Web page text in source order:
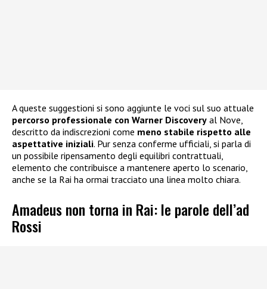
A queste suggestioni si sono aggiunte le voci sul suo attuale
percorso professionale con Warner Discovery al Nove,
descritto da indiscrezioni come meno stabile rispetto alle
aspettative iniziali. Pur senza conferme ufficiali, si parla di
un possibile ripensamento degli equilibri contrattuali,
elemento che contribuisce a mantenere aperto lo scenario,
anche se la Rai ha ormai tracciato una linea molto chiara.
Amadeus non torna in Rai: le parole dell’ad
Rossi